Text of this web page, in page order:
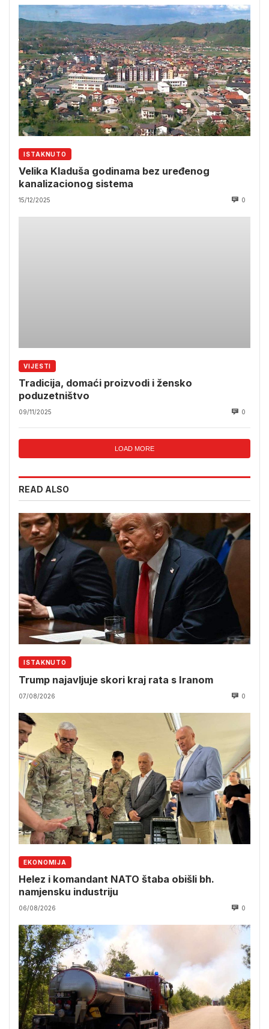
ISTAKNUTO
Velika Kladuša godinama bez uređenog
kanalizacionog sistema
15/12/2025 0
VIJESTI
Tradicija, domaći proizvodi i žensko
poduzetništvo
09/11/2025 0
LOAD MORE
READ ALSO
ISTAKNUTO
Trump najavljuje skori kraj rata s Iranom
07/08/2026 0
EKONOMIJA
Helez i komandant NATO štaba obišli bh.
namjensku industriju
06/08/2026 0